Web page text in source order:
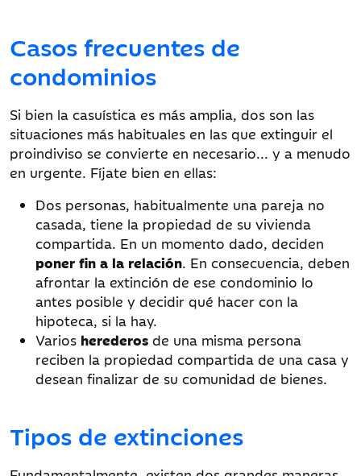
Casos frecuentes de
condominios
Si bien la casuística es más amplia, dos son las
situaciones más habituales en las que extinguir el
proindiviso se convierte en necesario... y a menudo
en urgente. Fíjate bien en ellas:
Dos personas, habitualmente una pareja no
casada, tiene la propiedad de su vivienda
compartida. En un momento dado, deciden
poner fin a la relación. En consecuencia, deben
afrontar la extinción de ese condominio lo
antes posible y decidir qué hacer con la
hipoteca, si la hay.
Varios herederos de una misma persona
reciben la propiedad compartida de una casa y
desean finalizar de su comunidad de bienes.
Tipos de extinciones